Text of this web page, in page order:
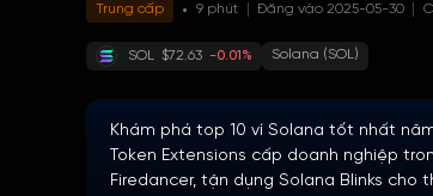
Trung cấp 9 phút Đăng vào 2025-05-30
SOL $72.63 -0.01% Solana (SOL)
Khám phá top 10 ví Solana tốt nhất
Token Extensions cấp doanh nghiệp
Firedancer, tận dụng Solana Blinks